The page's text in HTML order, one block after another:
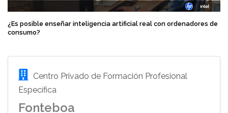
¿Es posible enseñar inteligencia artificial real con ordenadores de
consumo?
Centro Privado de Formación Profesional
Específica
Fonteboa